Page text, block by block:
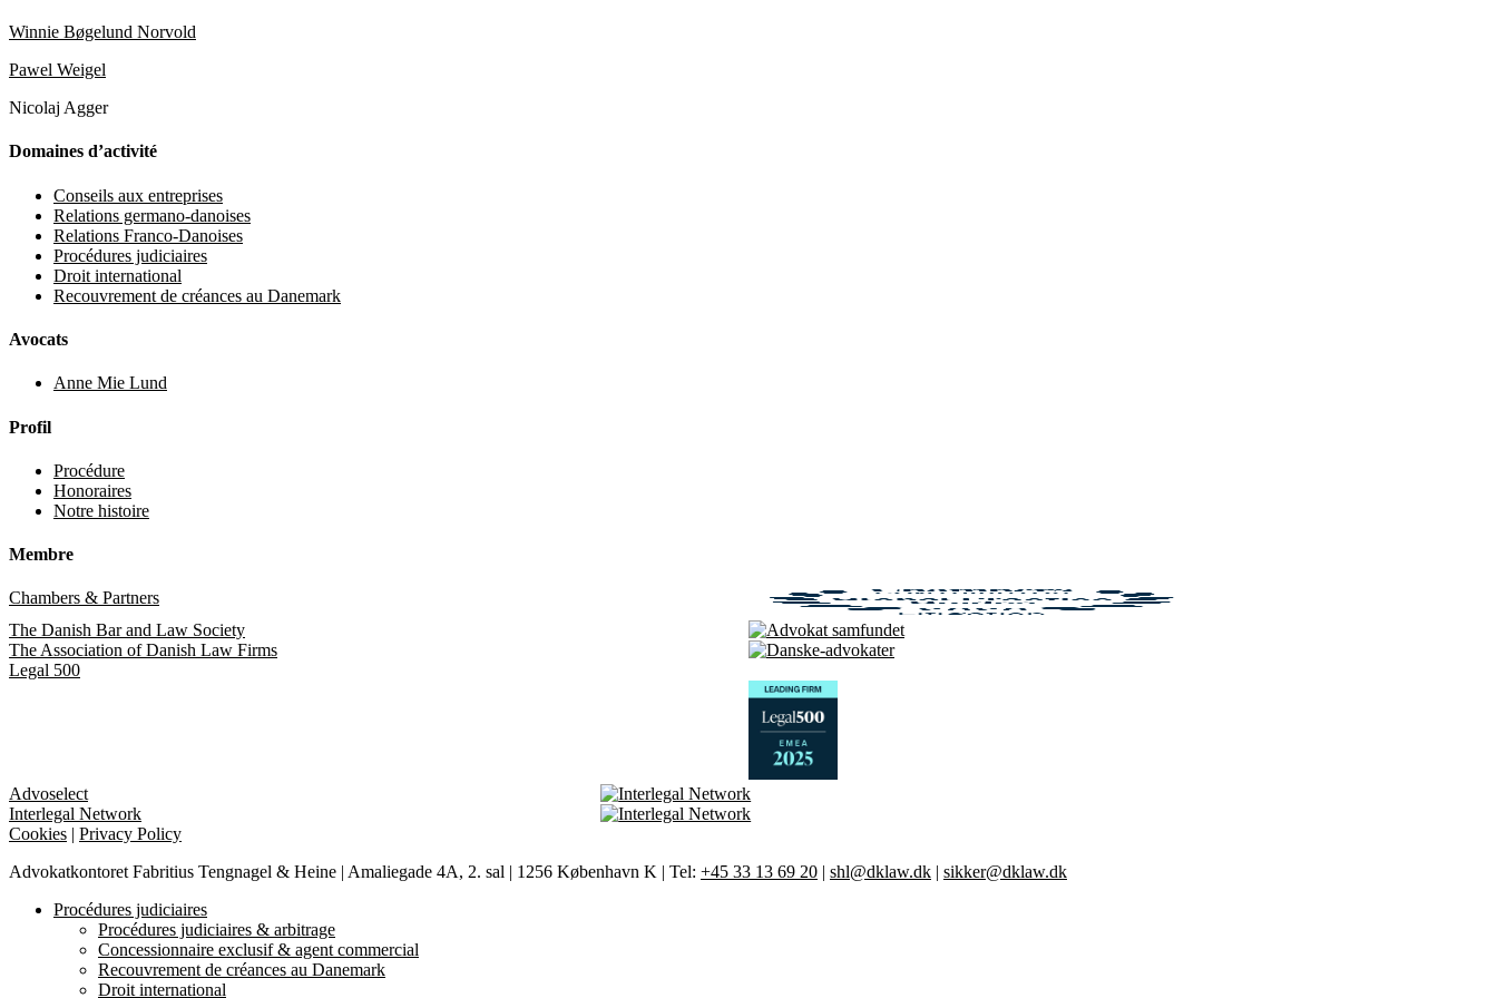
Winnie Bøgelund Norvold
Pawel Weigel
Nicolaj Agger
Domaines d’activité
Conseils aux entreprises
Relations germano-danoises
Relations Franco-Danoises
Procédures judiciaires
Droit international
Recouvrement de créances au Danemark
Avocats
Anne Mie Lund
Profil
Procédure
Honoraires
Notre histoire
Membre
Chambers & Partners
The Danish Bar and Law Society
The Association of Danish Law Firms
Legal 500
Advoselect
Interlegal Network
Cookies | Privacy Policy
Advokatkontoret Fabritius Tengnagel & Heine | Amaliegade 4A, 2. sal | 1256 København K | Tel: +45 33 13 69 20 | shl@dklaw.dk | sikker@dklaw.dk
Close
Procédures judiciaires
Procédures judiciaires & arbitrage
Concessionnaire exclusif & agent commercial
Recouvrement de créances au Danemark
Droit international